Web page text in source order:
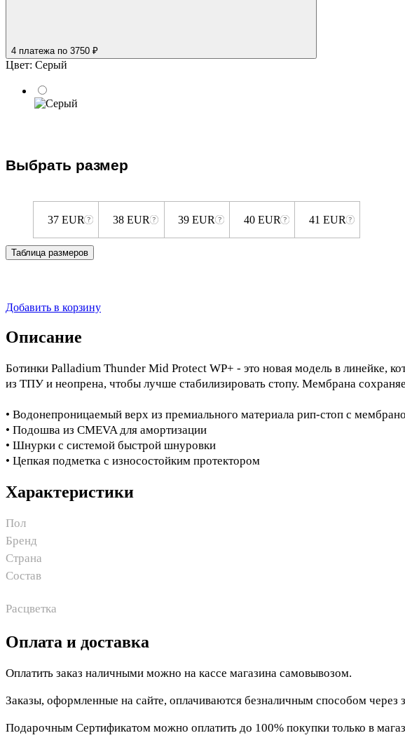
4 платежа по 3750 ₽
Цвет: Серый
Выбрать размер
37 EUR 38 EUR 39 EUR 40 EUR 41 EUR
Таблица размеров
Добавить в корзину
Описание
Ботинки Palladium Thunder Mid Protect WP+ - это новая модель в линейке,
из ТПУ и неопрена, чтобы лучше стабилизировать стопу. Мембрана
• Водонепроницаемый верх из премиального материала рип-стоп с
• Подошва из CMEVA для амортизации
• Шнурки с системой быстрой шнуровки
• Цепкая подметка с износостойким протектором
Характеристики
Пол
Бренд
Страна
Состав
Расцветка
Оплата и доставка
Оплатить заказ наличными можно на кассе магазина самовывозом.
Заказы, оформленные на сайте, оплачиваются безналичным способом
Подарочным Сертификатом можно оплатить до 100% покупки только в